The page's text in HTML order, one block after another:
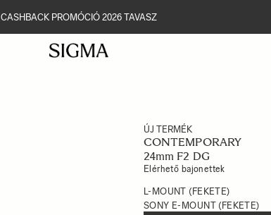
CASHBACK PROMÓCIÓ 2026 TAVASZ
ÚJ TERMÉK
CONTEMPORARY
24mm F2 DG
Elérhető bajonettek
L-MOUNT (FEKETE)
SONY E-MOUNT (FEKETE)